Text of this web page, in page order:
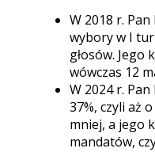
W 2018 r.
wybory w I
głosów. Jego
wówczas 12
W 2024 r.
37%, czyli aż
mniej, a jego
mandatów,